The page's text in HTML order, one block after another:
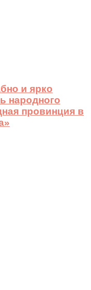
и ярко
народного
провинция в